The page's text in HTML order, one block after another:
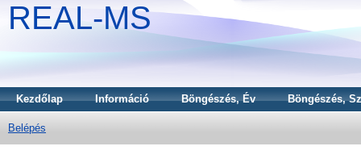
REAL-MS
Kezdőlap Információ Böngészés, Év Böngészés,
Belépés